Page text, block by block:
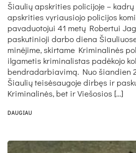
Šiaulių apskrities policijoje –
apskrities vyriausiojo policijos
pavaduotojui 41 metų Robertui
paskutinioji darbo diena
minėjime, skirtame Kriminalinės
ilgametis kriminalistas padėkojo
bendradarbiavimą. Nuo šiandien
Šiaulių teisėsaugoje dirbęs ir
Kriminalinės, bet ir Viešosios […]
DAUGIAU